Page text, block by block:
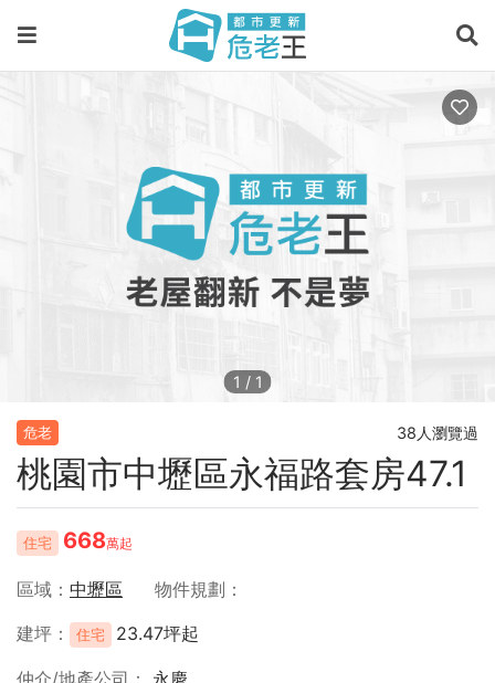
1 / 1
危老 38人瀏覽過
桃園市中壢區永福路套房47.1
住宅 668萬起
區域 中壢區
物件規劃
建坪
住宅 23.47坪起
仲介/地產公司
永慶